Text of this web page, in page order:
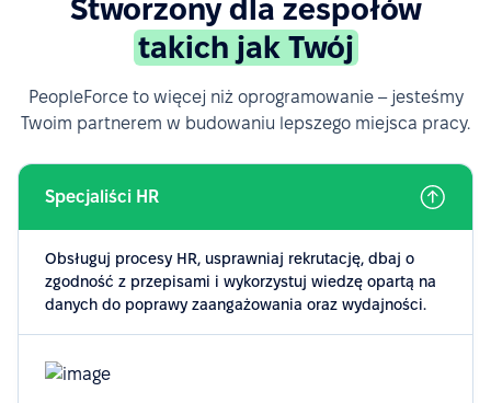
Stworzony dla zespołów
takich jak Twój
PeopleForce to więcej niż oprogramowanie – jesteśmy
Twoim partnerem w budowaniu lepszego miejsca pracy.
Specjaliści HR
Obsługuj procesy HR, usprawniaj rekrutację, dbaj o
zgodność z przepisami i wykorzystuj wiedzę opartą na
danych do poprawy zaangażowania oraz wydajności.